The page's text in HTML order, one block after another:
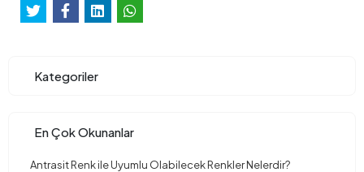
Kategoriler
En Çok Okunanlar
Antrasit Renk ile Uyumlu Olabilecek Renkler Nelerdir?